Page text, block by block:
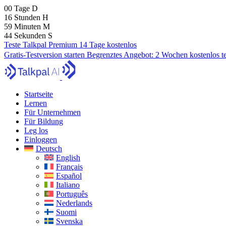
00 Tage D
16 Stunden H
59 Minuten M
43 Sekunden S
Teste Talkpal Premium 14 Tage kostenlos
Gratis-Testversion starten Begrenztes Angebot: 2 Wochen kostenlos
Startseite
Lernen
Für Unternehmen
Für Bildung
Leg los
Einloggen
Deutsch
English
Français
Español
Italiano
Português
Nederlands
Suomi
Svenska